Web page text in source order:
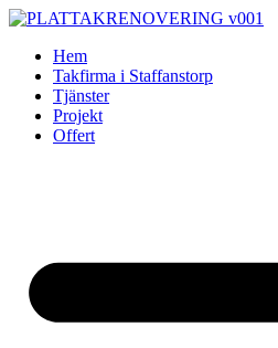
Skip
contentHem
Takfirma i Staffanstorp
Tjänster
Projekt
Offert